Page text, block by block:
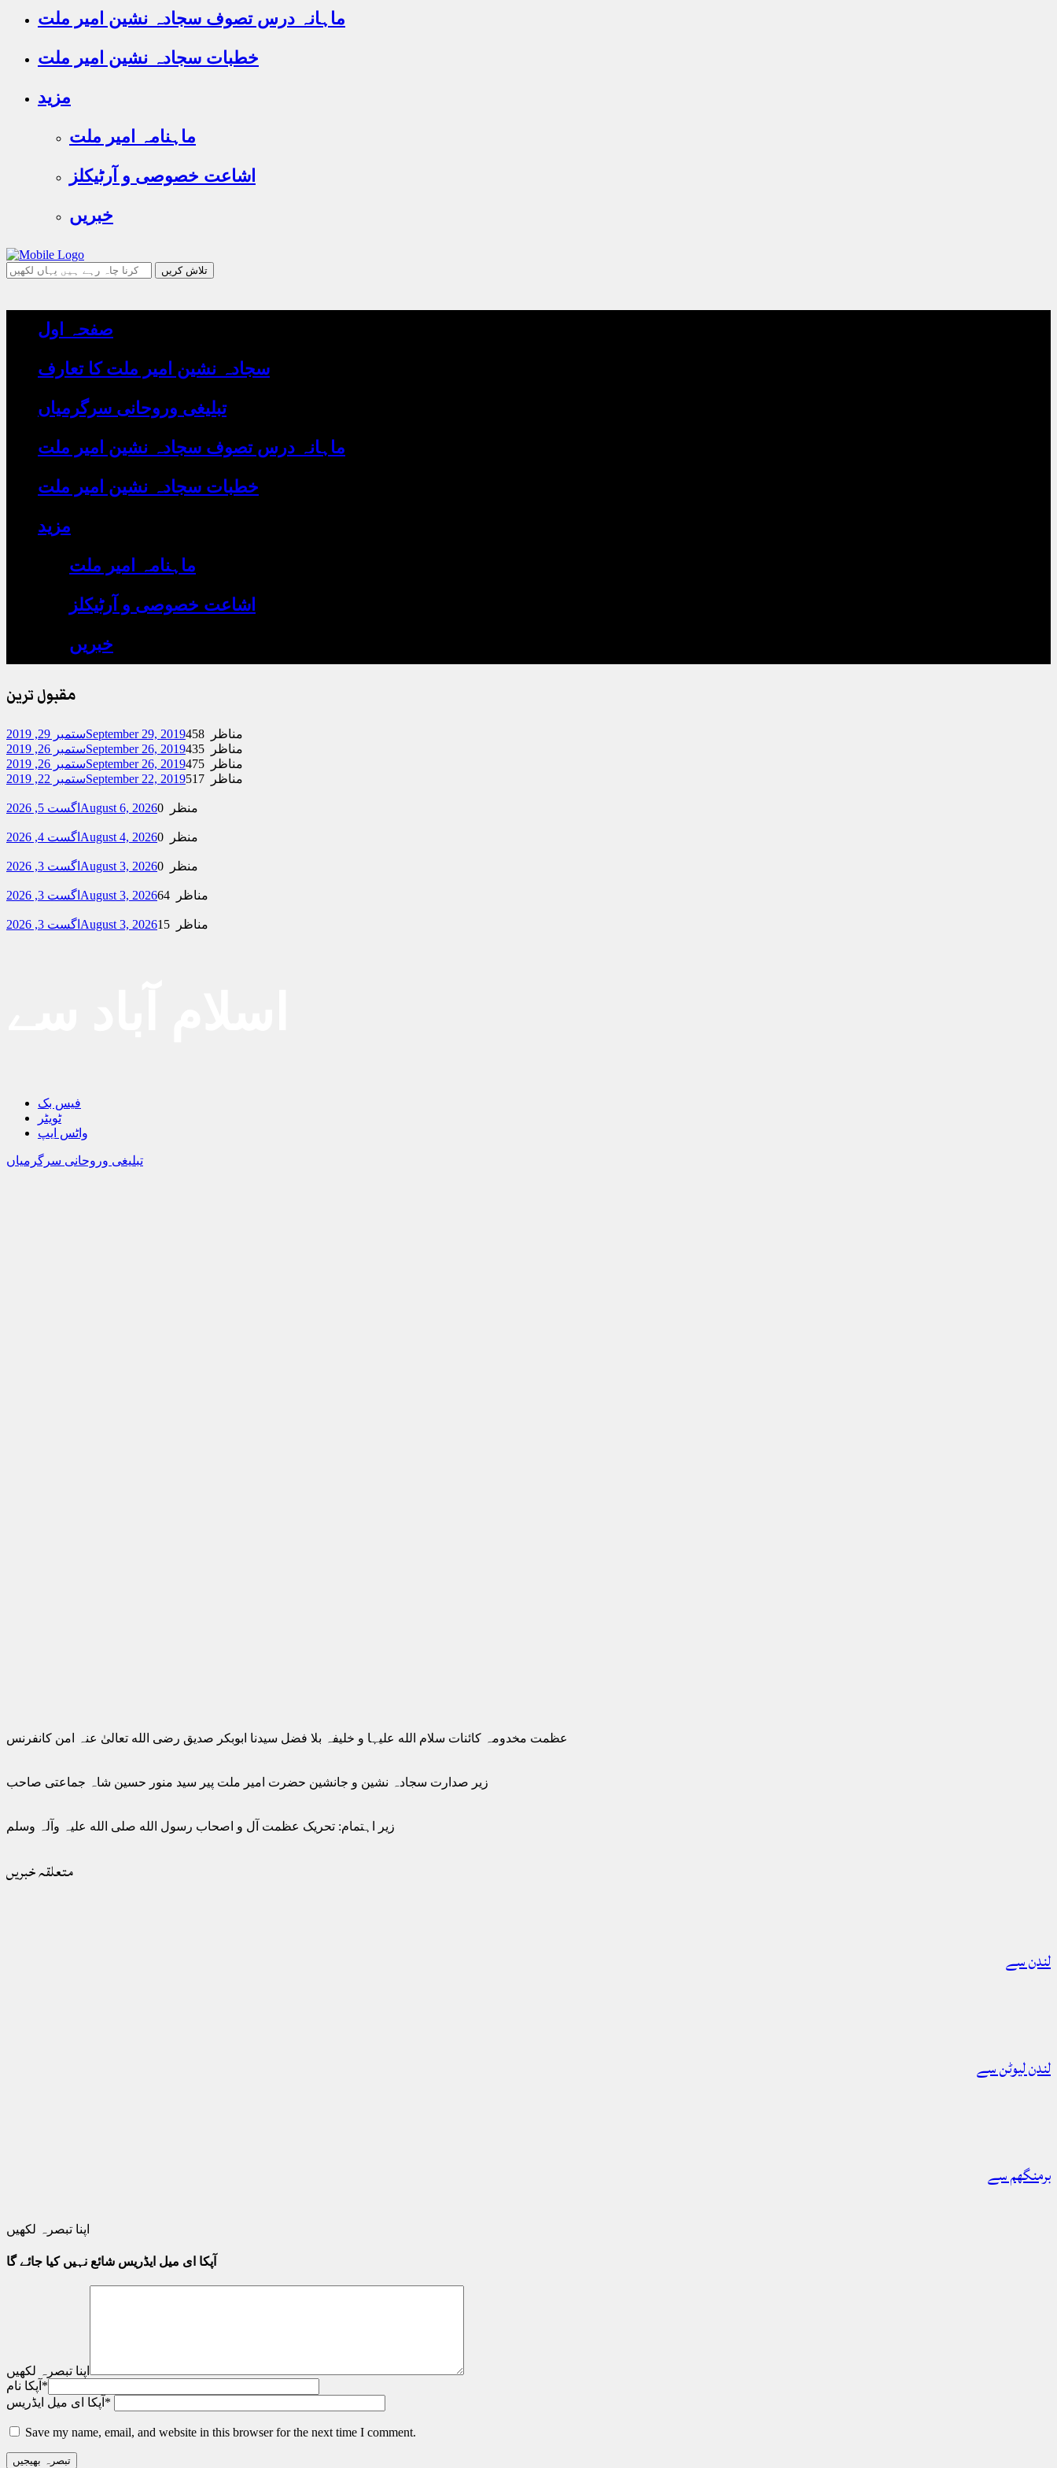
ماہانہ درس تصوف سجادہ نشین امیر ملت
خطبات سجادہ نشین امیر ملت
مزید
ماہنامہ امیر ملت
اشاعت خصوصی و آرٹیکلز
خبریں
جو
چاہ
صفحہ اول
سجادہ نشین امیر ملت کا تعارف
تبلیغی وروحانی سرگرمیاں
ماہانہ درس تصوف سجادہ نشین امیر ملت
خطبات سجادہ نشین امیر ملت
مزید
ماہنامہ امیر ملت
اشاعت خصوصی و آرٹیکلز
خبریں
مقبول ترین
ستمبر 29, 2019September 29, 2019
458 مناظر
ستمبر 26, 2019September 26, 2019
435 مناظر
ستمبر 26, 2019September 26, 2019
475 مناظر
ستمبر 22, 2019September 22, 2019 517 مناظر
اگست 5, 2026 August 6, 2026 0 منظر
اگست 4, 2026 August 4, 2026 0 منظر
اگست 3, 2026 August 3, 2026 0 منظر
اگست 3, 2026 August 3, 2026 64 مناظر
اگست 3, 2026 August 3, 2026 15 مناظر
فیس بک
ٹویٹر
واٹس ایپ
تبلیغی وروحانی سرگرمیاں
عظمت مخدومہ کائنات سلام الله علیہا و خلیفہ بلا فضل سیدنا ابوبکر صدیق رضی الله تعالیٰ عنہ امن کانفرنس
زیر صدارت سجادہ نشین و جانشین حضرت امیر ملت پیر سید منور حسین شاہ جماعتی صاحب
زیر اہتمام: تحریک عظمت آل و اصحاب رسول الله صلی الله علیہ وآلہ وسلم
متعلقہ خبریں
لندن سے
لندن لیوٹن سے
برمنگھم سے
اپنا تبصرہ لکھیں
آپکا ای میل ایڈریس شائع نہیں کیا جائے گا
اپنا تبصرہ لکھیں
آپکا نام *
آپکا ای میل ایڈریس *
Save my name, email, and website in this browser for the next time I comment.